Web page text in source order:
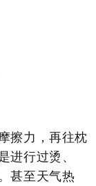
擦力，再往枕
进行过烫、
甚至天气热